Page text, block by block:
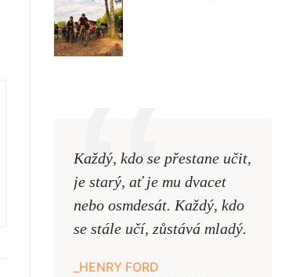
Každý, kdo se přestane učit,
je starý, ať je mu dvacet
nebo osmdesát. Každý, kdo
se stále učí, zůstává mladý.
HENRY FORD